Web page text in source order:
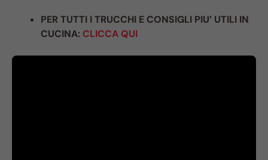
PER TUTTI I TRUCCHI E CONSIGLI PIU’ UTILI IN
CUCINA: CLICCA QUI